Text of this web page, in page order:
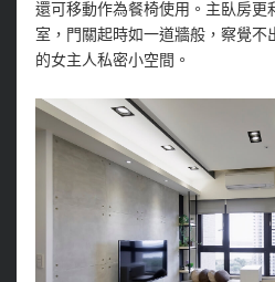
還可移動作為餐椅使用。主臥房更
室，門關起時如一道牆般，察覺不
的女主人私密小空間。